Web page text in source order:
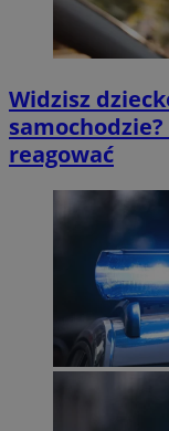
Widzisz
reagować